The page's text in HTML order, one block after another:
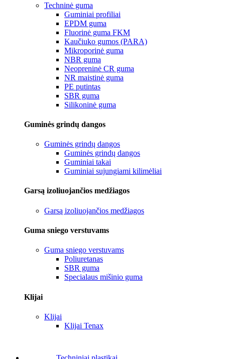
Techninė guma
Guminiai profiliai
EPDM guma
Fluorinė guma FKM
Kaučiuko gumos (PARA)
Mikroporinė guma
NBR guma
Neopreninė CR guma
NR maistinė guma
PE putintas
SBR guma
Silikoninė guma
Guminės grindų dangos
Guminės grindų dangos
Guminės grindų dangos
Guminiai takai
Guminiai sujungiami kilimėliai
Garsą izoliuojančios medžiagos
Garsą izoliuojančios medžiagos
Guma sniego verstuvams
Guma sniego verstuvams
Poliuretanas
SBR guma
Specialaus mišinio guma
Klijai
Klijai
Klijai Tenax